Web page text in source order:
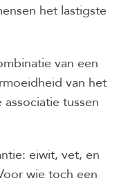
het lastigste
van een
van het
tussen
eiwit, vet, en
wie toch een